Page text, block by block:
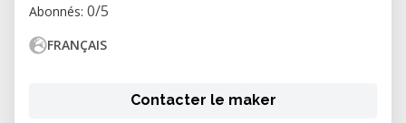
Abonnés: 0/5
FRANÇAIS
Contacter le maker